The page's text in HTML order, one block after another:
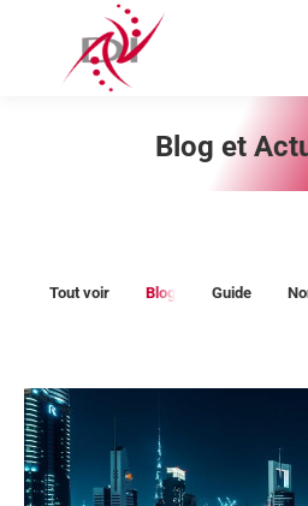
Blog et
Tout voir Blog Guide